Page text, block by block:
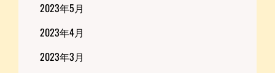
2023年5月
2023年4月
2023年3月